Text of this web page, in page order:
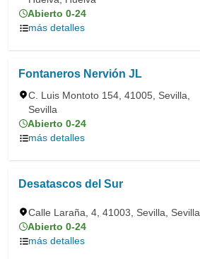
Abierto 0-24
más detalles
Fontaneros Nervión JL
C. Luis Montoto 154, 41005, Sevilla,
Sevilla
Abierto 0-24
más detalles
Desatascos del Sur
Calle Laraña, 4, 41003, Sevilla, Sevilla
Abierto 0-24
más detalles